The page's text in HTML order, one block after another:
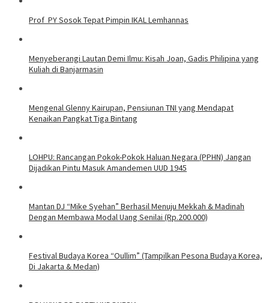
Prof PY Sosok Tepat Pimpin IKAL Lemhannas
Menyeberangi Lautan Demi Ilmu: Kisah Joan, Gadis Philipina yang
Kuliah di Banjarmasin
Mengenal Glenny Kairupan, Pensiunan TNI yang Mendapat
Kenaikan Pangkat Tiga Bintang
LOHPU: Rancangan Pokok-Pokok Haluan Negara (PPHN) Jangan
Dijadikan Pintu Masuk Amandemen UUD 1945
Mantan DJ “Mike Syehan” Berhasil Menuju Mekkah & Madinah
Dengan Membawa Modal Uang Senilai (Rp.200.000)
Festival Budaya Korea “Oullim” (Tampilkan Pesona Budaya Korea,
Di Jakarta & Medan)